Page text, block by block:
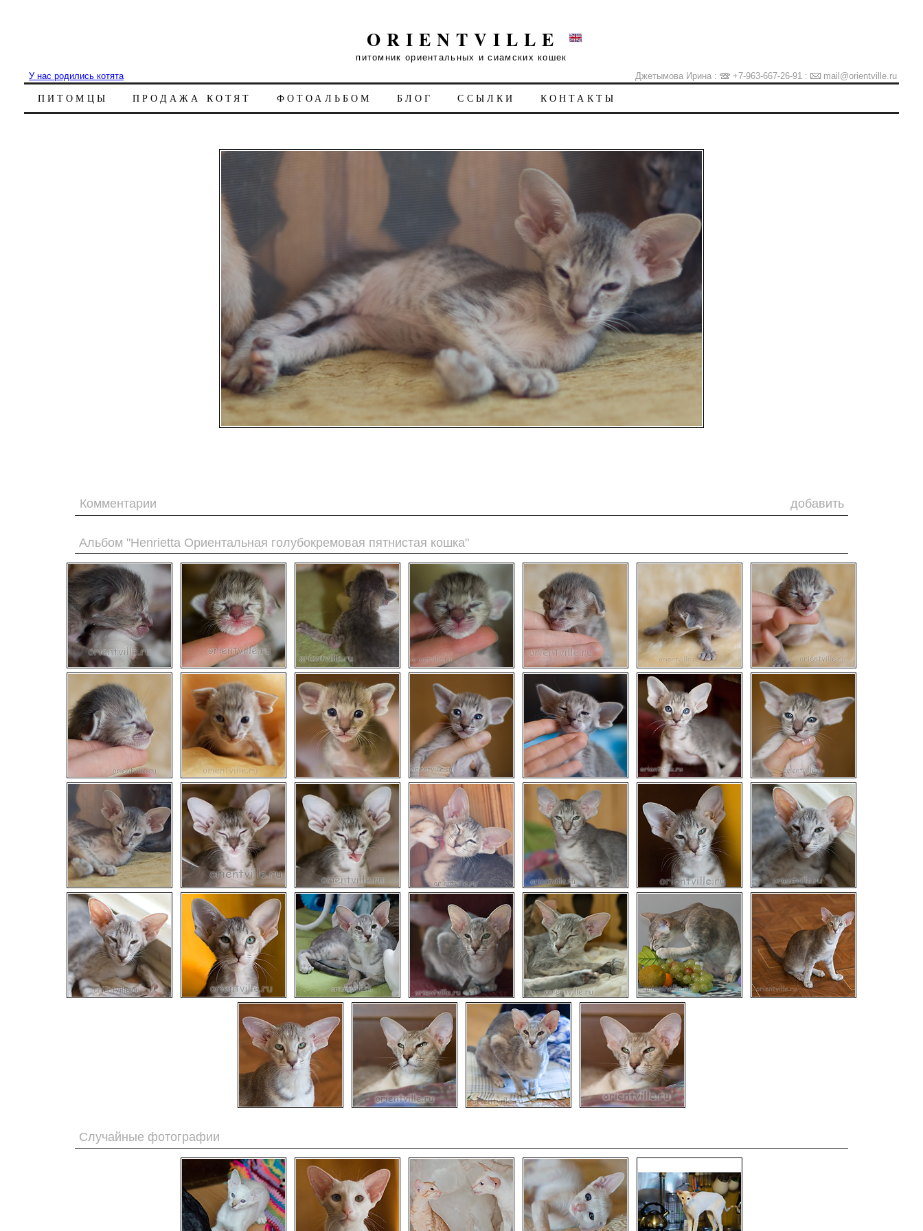
ORIENTVILLE
питомник ориентальных и сиамских кошек
У нас родились котята
Джетымова Ирина : +7-963-667-26-91 : mail@orientville.ru
ПИТОМЦЫ ПРОДАЖА КОТЯТ ФОТОАЛЬБОМ БЛОГ ССЫЛКИ КОНТАКТЫ
Комментарии добавить
Альбом "Henrietta Ориентальная голубокремовая пятнистая кошка"
Случайные фотографии